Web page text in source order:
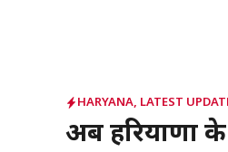
HARYANA, LATEST
अब हरियाणा